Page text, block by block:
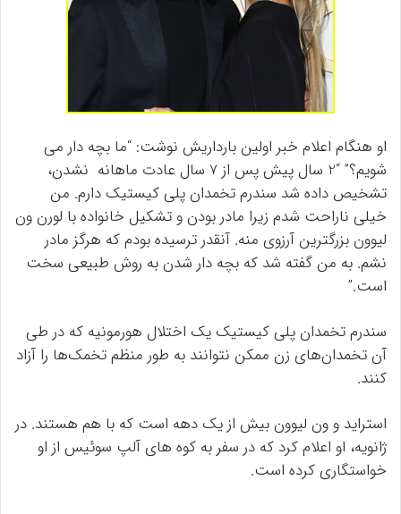
او هنگام اعلام خبر اولین بارداریش نوشت: “ما بچه دار می
شویم؟” “2 سال پیش پس از 7 سال عادت ماهانه نشدن،
تشخیص داده شد سندرم تخمدان پلی کیستیک دارم. من
خیلی ناراحت شدم زیرا مادر بودن و تشکیل خانواده با لورن ون
لیوون بزرگترین آرزوی منه. آنقدر ترسیده بودم که هرگز مادر
نشم. به من گفته شد که بچه دار شدن به روش طبیعی سخت
است.”
سندرم تخمدان پلی کیستیک یک اختلال هورمونیه که در طی
آن تخمدان‌های زن ممکن نتوانند به طور منظم تخمک‌ها را آزاد
کنند.
استراید و ون لیوون بیش از یک دهه است که با هم هستند. در
ژانویه، او اعلام کرد که در سفر به کوه های آلپ سوئیس از او
خواستگاری کرده است.